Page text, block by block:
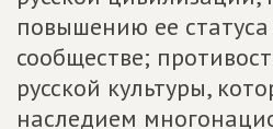
повышению ее
сообществе;
русской культуры,
наследием